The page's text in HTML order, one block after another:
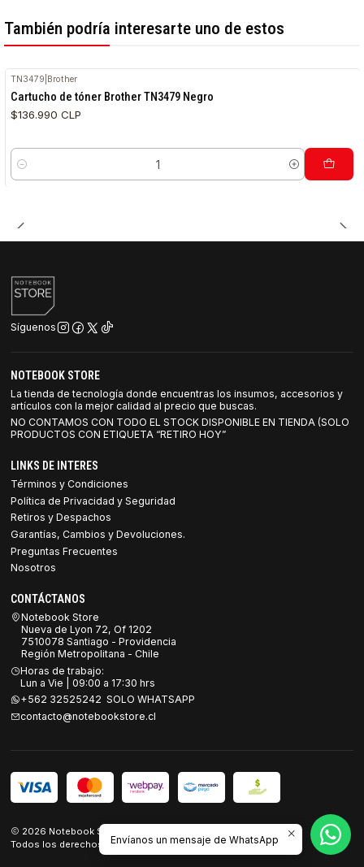
También podría interesarte uno de estos
TN3479 Brother
Cartucho de tóner Brother TN3479 Negro
$136.990 CLP
Cantidad
Síguenos
NOTEBOOK STORE
La tienda de tecnología donde encuentras los insumos, accesorios y
artículos con la mejor calidad al precio que buscas.
NO CONTAMOS CON TODO EL STOCK DISPONIBLE EN TIENDA (SOLO
PRODUCTOS CON ETIQUETA “RETIRO HOY”
LINKS DE INTERES
Términos y Condiciones
Política de Privacidad y Seguridad
Retiros y Despachos
Garantías, Cambios y Devoluciones.
Preguntas Frecuentes
Nosotros
CONTÁCTANOS
Notebook Store
Nueva de Lyon 72, Of 1202
7510078 Santiago - Providencia
Región Metropolitana - Chile
Horas de trabajo:
Lun a Vie | 09:00 a 17:30 hrs
+562 32525242 SOLO WHATSAPP
contacto@notebookstore.cl
2026 Notebook Store.
Todos los derechos reservados.Desarrollado por Jumpseller
Envíanos un mensaje de WhatsApp